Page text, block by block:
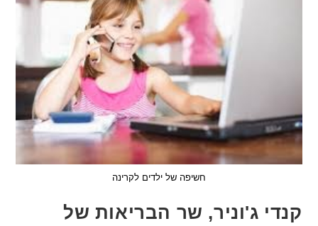
חשיפה של ילדים לקרינה
ג'וניר, שר הבריאות של